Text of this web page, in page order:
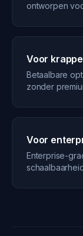
ontworpen
Voor
Betaalbare
zonder
Voor
Enterprise-